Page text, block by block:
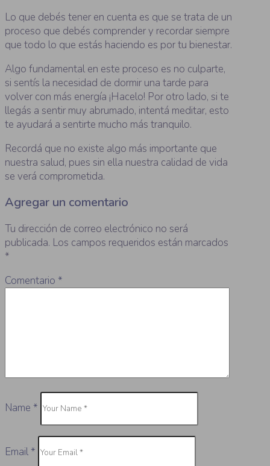
Lo que debés tener en cuenta es que se trata de un
proceso que debés comprender y recordar siempre
que todo lo que estás haciendo es por tu bienestar.
Algo fundamental en este proceso es no culparte,
si sentís la necesidad de dormir una tarde para
volver con más energía ¡Hacelo! Por otro lado, si te
llegás a sentir muy abrumado, intentá meditar, esto
te ayudará a sentirte mucho más tranquilo.
Recordá que no existe algo más importante que
nuestra salud, pues sin ella nuestra calidad de vida
se verá comprometida.
Agregar un comentario
Tu dirección de correo electrónico no será
publicada. Los campos requeridos están marcados
*
Comentario *
Name *
Email*